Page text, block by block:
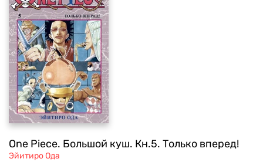
One Piece. Большой куш. Кн.5. Только вперед!
Эйитиро Ода